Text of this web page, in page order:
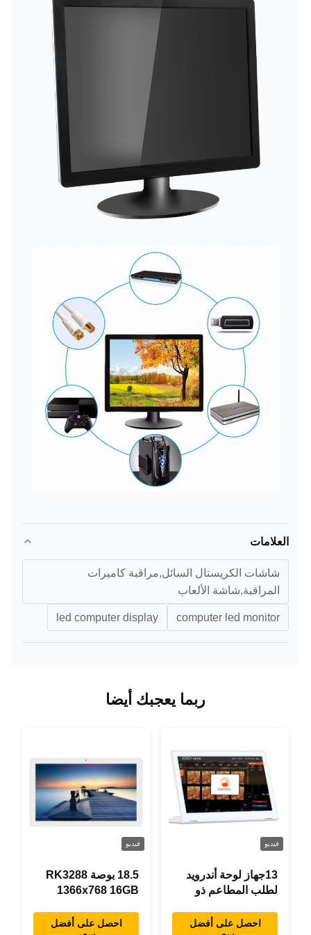
العلامات
شاشات الكريستال السائل,مراقبة كاميرات
المراقبة,شاشة الألعاب
computer led monitor
led computer display
ربما يعجبك أيضا
فيديو
13جهاز لوحة أندرويد
لطلب المطاعم ذو
0.3 بوصة، 1920×1080احصل على أفضل
فيديو
18.5 بوصة RK3288
1366x768 16GB
جهاز لوحي اندرويد واحد
احصل على أفضل